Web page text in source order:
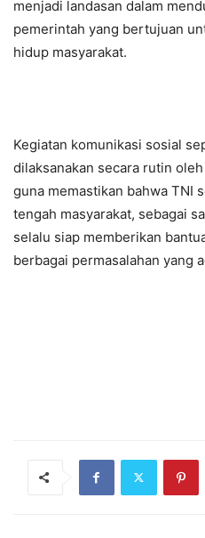
menjadi landasan dalam
pemerintah yang bertujuan
hidup masyarakat.
Kegiatan komunikasi sosial
dilaksanakan secara rutin
guna memastikan bahwa TNI
tengah masyarakat, sebagai
selalu siap memberikan
berbagai permasalahan yang